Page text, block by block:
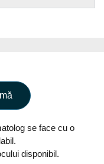
se face cu o
disponibil.